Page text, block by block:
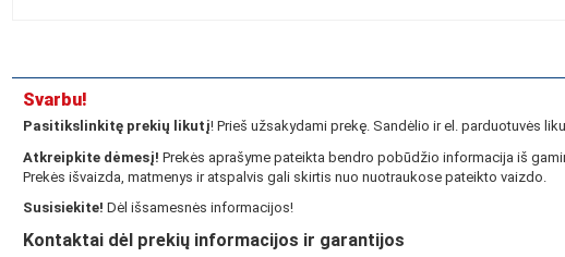
Svarbu!
Pasitikslinkitę prekių likutį! Prieš užsakydami prekę. Sandėlio ir el. parduotuvės
Atkreipkite dėmesį! Prekės aprašyme pateikta bendro pobūdžio informacija iš
Prekės išvaizda, matmenys ir atspalvis gali skirtis nuo nuotraukose pateikto vaizdo.
Susisiekite! Dėl išsamesnės informacijos!
Kontaktai dėl prekių informacijos ir garantijos